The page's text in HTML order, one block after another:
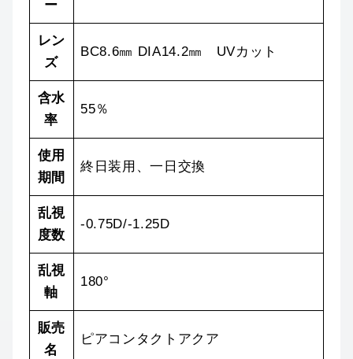
ー
レン
ズ
BC8.6㎜ DIA14.2㎜ UVカット
含水
率
55％
使用
期間
終日装用、一日交換
乱視
度数
-0.75D/-1.25D
乱視
軸
180°
販売
名
ピアコンタクトアクア